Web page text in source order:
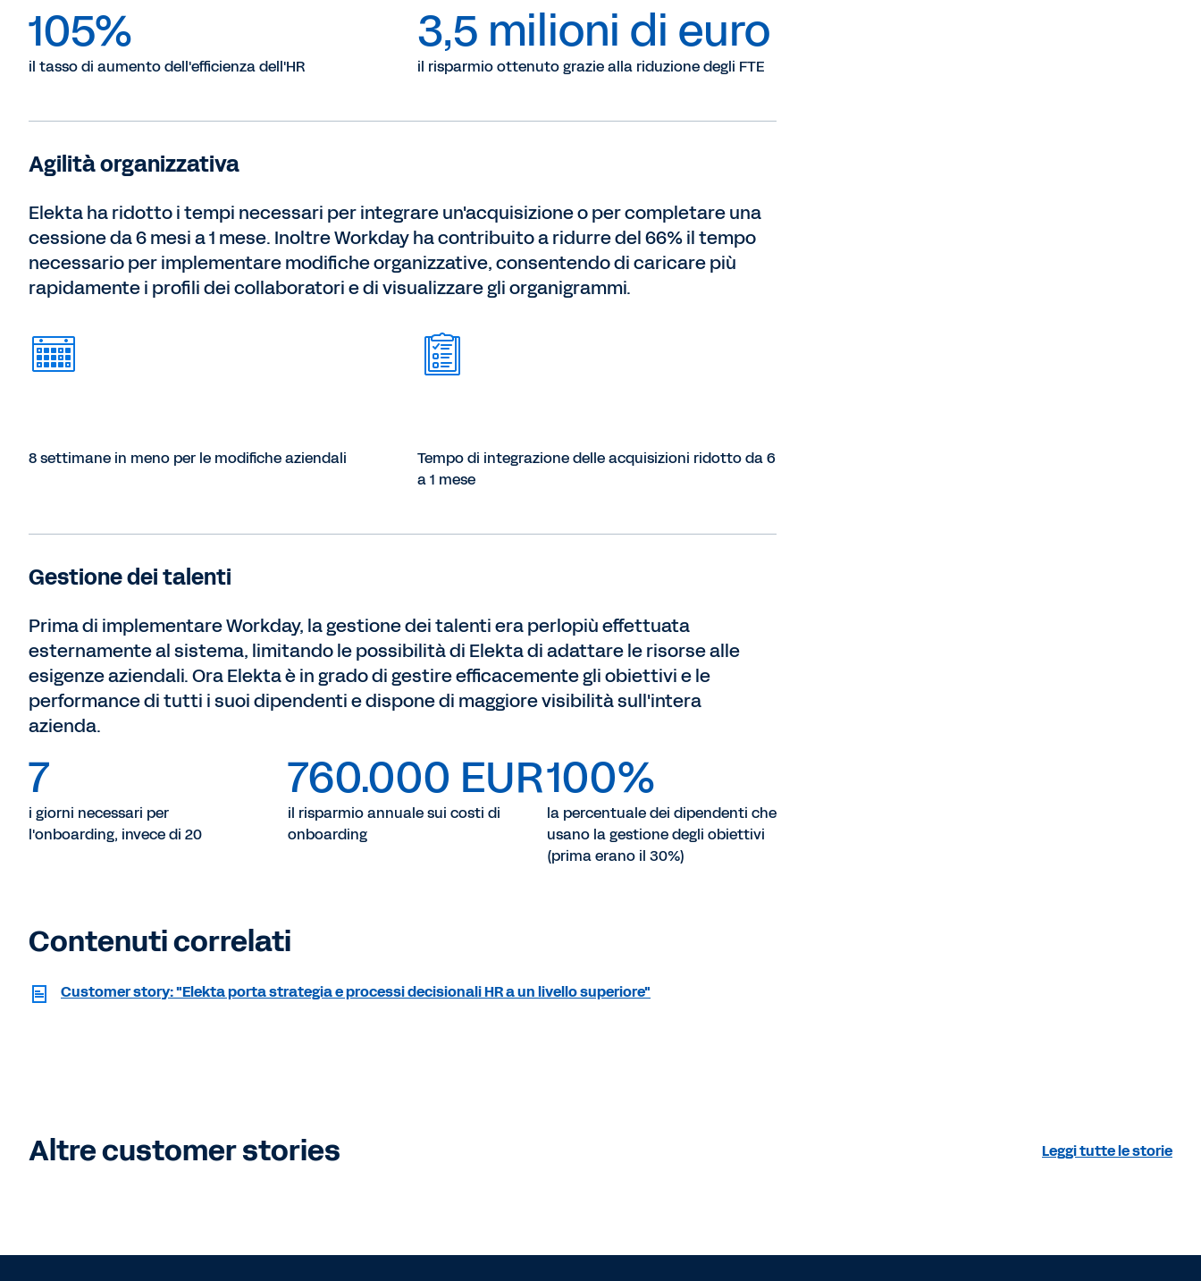
105%
il tasso di aumento dell'efficienza dell'HR
3,5 milioni di euro
il risparmio ottenuto grazie alla riduzione degli FTE
Agilità organizzativa
Elekta ha ridotto i tempi necessari per integrare un'acquisizione o per completare una
cessione da 6 mesi a 1 mese. Inoltre Workday ha contribuito a ridurre del 66% il tempo
necessario per implementare modifiche organizzative, consentendo di caricare più
rapidamente i profili dei collaboratori e di visualizzare gli organigrammi.
8 settimane in meno per le modifiche aziendali
Tempo di integrazione delle acquisizioni ridotto da 6
a 1 mese
Gestione dei talenti
Prima di implementare Workday, la gestione dei talenti era perlopiù effettuata
esternamente al sistema, limitando le possibilità di Elekta di adattare le risorse alle
esigenze aziendali. Ora Elekta è in grado di gestire efficacemente gli obiettivi e le
performance di tutti i suoi dipendenti e dispone di maggiore visibilità sull'intera
azienda.
7
i giorni necessari per
l'onboarding, invece di 20
760.000 EUR
il risparmio annuale sui costi di
onboarding
100%
la percentuale dei dipendenti che
usano la gestione degli obiettivi
(prima erano il 30%)
Contenuti correlati
Customer story: "Elekta porta strategia e processi decisionali HR a un livello superiore"
Altre customer stories Leggi tutte le storie